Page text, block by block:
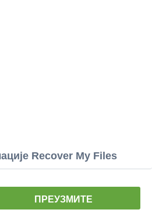
Recover My Files
ПРЕУЗМИТЕ